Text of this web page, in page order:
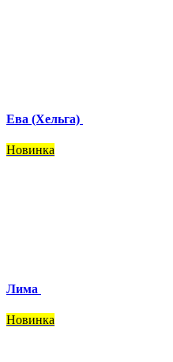
Ева (Хельга)
Новинка
Лима
Новинка